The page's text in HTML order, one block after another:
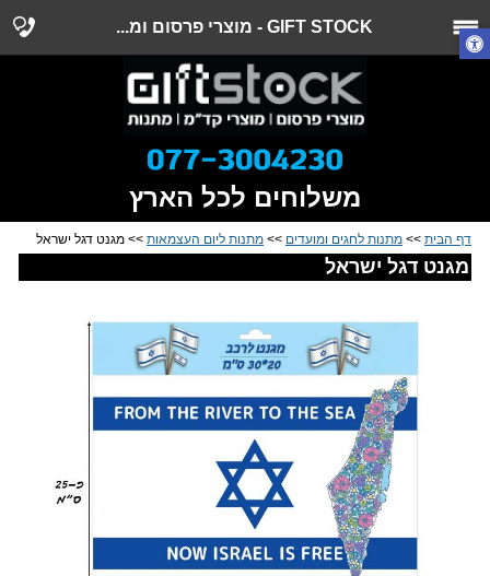
GIFT STOCK - מוצרי פרסום ומ...
משלוחים לכל הארץ
דף הבית >> מתנות לחגים ומועדים >> מתנות ליום העצמאות >> מגנט דגל ישראל
מגנט דגל ישראל